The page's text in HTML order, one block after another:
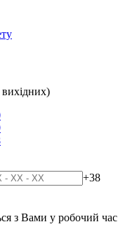
вихідних)
+38
з Вами у робочий час